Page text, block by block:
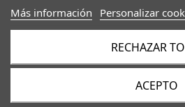
Mulaya. Todos
Más información Personalizar
RECHAZAR
ACEPTO